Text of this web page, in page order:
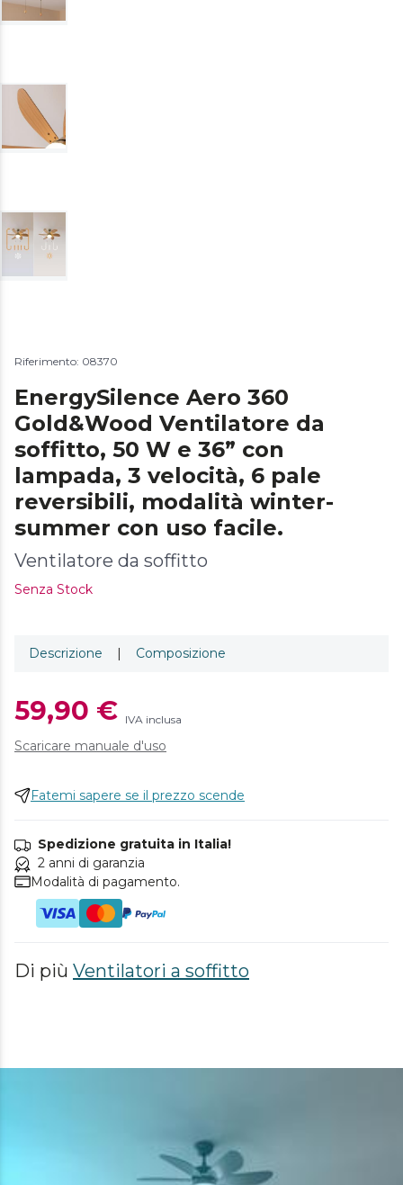
Riferimento: 08370
EnergySilence Aero 360
Gold&Wood Ventilatore da
soffitto, 50 W e 36” con
lampada, 3 velocità, 6 pale
reversibili, modalità winter-
summer con uso facile.
Ventilatore da soffitto
Senza Stock
Descrizione | Composizione
59,90 € IVA inclusa
Scaricare manuale d'uso
Fatemi sapere se il prezzo scende
Spedizione gratuita in Italia!
2 anni di garanzia
Modalità di pagamento.
Di più Ventilatori a soffitto